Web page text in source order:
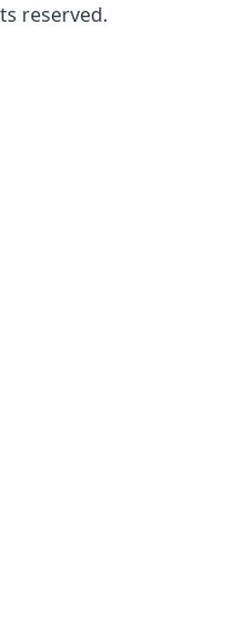
reserved.